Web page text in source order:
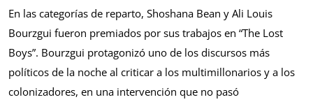
En las categorías de reparto, Shoshana Bean y Ali Louis
Bourzgui fueron premiados por sus trabajos en “The Lost
Boys”. Bourzgui protagonizó uno de los discursos más
políticos de la noche al criticar a los multimillonarios y a los
colonizadores, en una intervención que no pasó